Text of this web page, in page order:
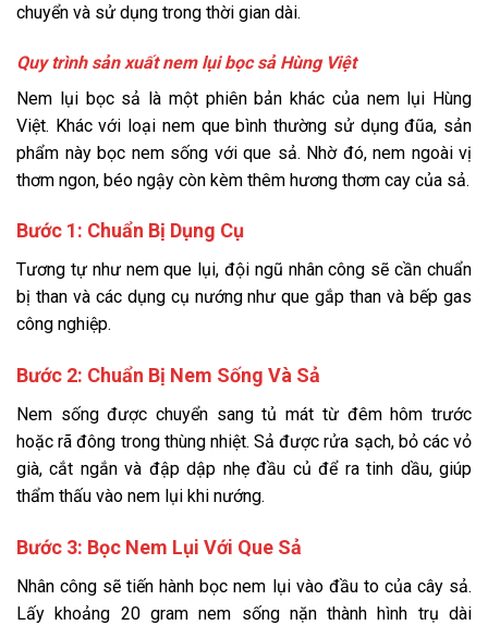
chuyển và sử dụng trong thời gian dài.
Quy trình sản xuất nem lụi bọc sả Hùng Việt
Nem lụi bọc sả là một phiên bản khác của nem lụi Hùng
Việt. Khác với loại nem que bình thường sử dụng đũa, sản
phẩm này bọc nem sống với que sả. Nhờ đó, nem ngoài vị
thơm ngon, béo ngậy còn kèm thêm hương thơm cay của sả.
Bước 1: Chuẩn Bị Dụng Cụ
Tương tự như nem que lụi, đội ngũ nhân công sẽ cần chuẩn
bị than và các dụng cụ nướng như que gắp than và bếp gas
công nghiệp.
Bước 2: Chuẩn Bị Nem Sống Và Sả
Nem sống được chuyển sang tủ mát từ đêm hôm trước
hoặc rã đông trong thùng nhiệt. Sả được rửa sạch, bỏ các vỏ
già, cắt ngắn và đập dập nhẹ đầu củ để ra tinh dầu, giúp
thẩm thấu vào nem lụi khi nướng.
Bước 3: Bọc Nem Lụi Với Que Sả
Nhân công sẽ tiến hành bọc nem lụi vào đầu to của cây sả.
Lấy khoảng 20 gram nem sống nặn thành hình trụ dài